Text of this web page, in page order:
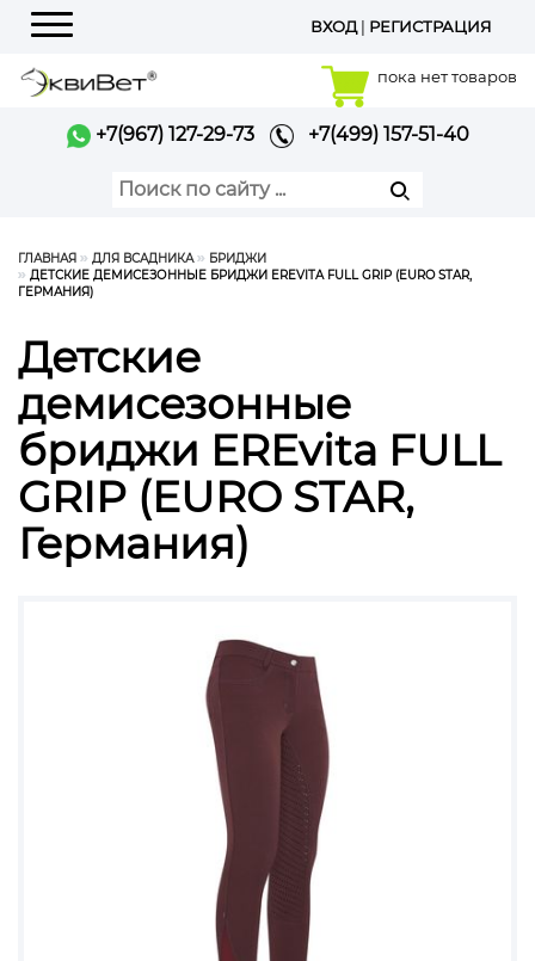
Меню
ВХОД| РЕГИСТРАЦИЯ
пока нет товаров
+7(967) 127-29-73 +7(499) 157-51-40
ГЛАВНАЯ ДЛЯ ВСАДНИКА
БРИДЖИ
ДЕТСКИЕ ДЕМИСЕЗОННЫЕ БРИДЖИ EREVITA FULL GRIP (EURO STAR,
ГЕРМАНИЯ)
Детские
демисезонные
бриджи EREvita FULL
GRIP (EURO STAR,
Германия)